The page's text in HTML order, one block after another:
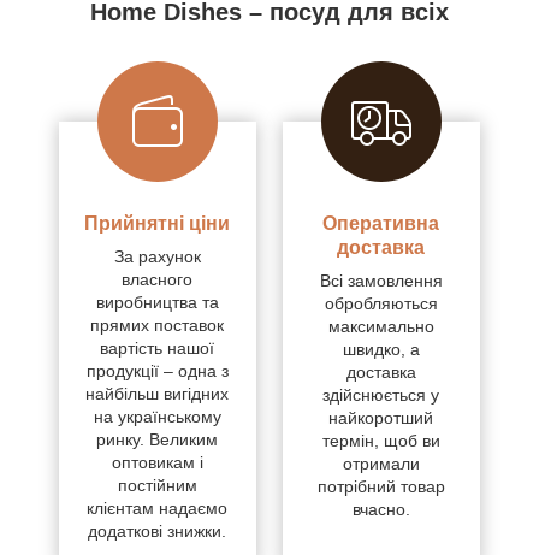
Home Dishes – посуд для всіх
Прийнятні ціни
За рахунок
власного
виробництва та
прямих поставок
вартість нашої
продукції – одна з
найбільш вигідних
на українському
ринку. Великим
оптовикам і
постійним
клієнтам надаємо
додаткові знижки.
Оперативна
доставка
Всі замовлення
обробляються
максимально
швидко, а
доставка
здійснюється у
найкоротший
термін, щоб ви
отримали
потрібний товар
вчасно.